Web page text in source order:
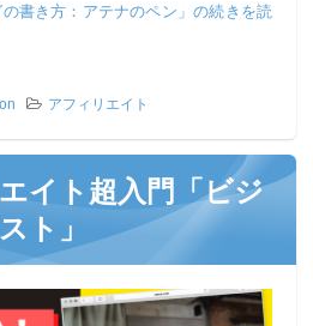
の書き方：アテナのペン」の続きを読
アフィリエイト
イト超入門「ビジ
ト」